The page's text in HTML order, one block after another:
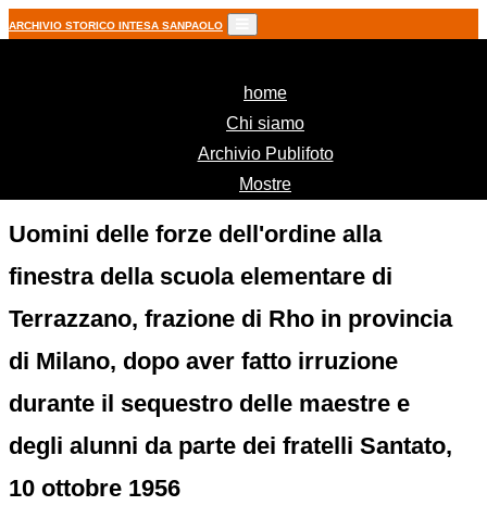
ARCHIVIO STORICO INTESA SANPAOLO
home(current)
Chi siamo
Archivio Publifoto
Mostre
Uomini delle forze dell'ordine alla
finestra della scuola elementare di
Terrazzano, frazione di Rho in provincia
di Milano, dopo aver fatto irruzione
durante il sequestro delle maestre e
degli alunni da parte dei fratelli Santato,
10 ottobre 1956